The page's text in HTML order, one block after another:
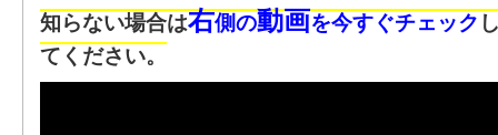
知らない場合は右側の動画を今すぐチェック
てください。